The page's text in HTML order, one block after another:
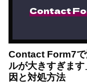
Contact
Contact Form7で
ルが大きすぎま
因と対処方法